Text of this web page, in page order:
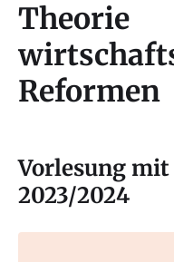
Theorie
Reformen
Vorlesung mit
2023/2024